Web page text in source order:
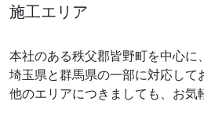
施工エリア
本社のある秩父郡皆野町を中心に、
埼玉県と群馬県の一部に対応して
他のエリアにつきましても、お気